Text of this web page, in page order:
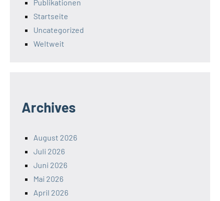
Publikationen
Startseite
Uncategorized
Weltweit
Archives
August 2026
Juli 2026
Juni 2026
Mai 2026
April 2026